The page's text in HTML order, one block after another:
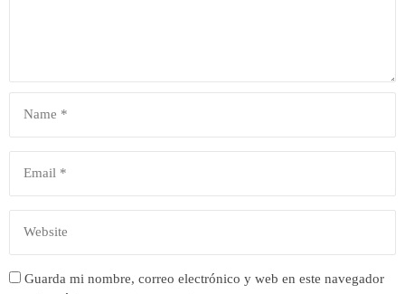
Guarda mi nombre, correo electrónico y web en este navegador